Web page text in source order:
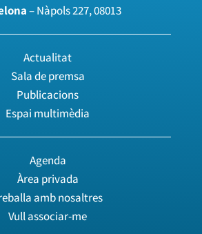
– Nàpols 227, 08013
Actualitat
Sala de premsa
Publicacions
Espai multimèdia
Agenda
Àrea privada
amb nosaltres
Vull associar-me